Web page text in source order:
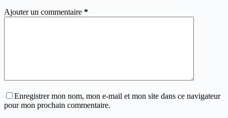
Ajouter un commentaire *
Enregistrer mon nom, mon e-mail et mon site dans ce navigateur
pour mon prochain commentaire.